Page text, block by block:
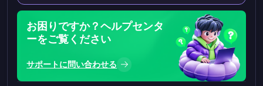
お困りですか？ヘルプセンタ
ーをご覧ください
サポートに問い合わせる